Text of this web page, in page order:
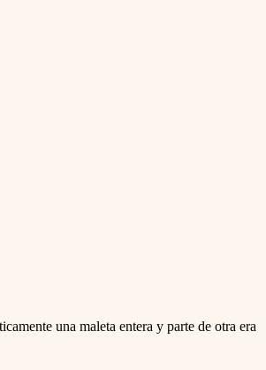
una maleta entera y parte de otra era